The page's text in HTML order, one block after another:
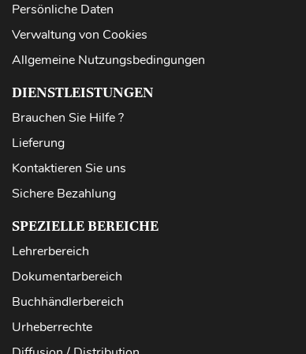
Persönliche Daten
Verwaltung von Cookies
Allgemeine Nutzungsbedingungen
DIENSTLEISTUNGEN
Brauchen Sie Hilfe ?
Lieferung
Kontaktieren Sie uns
Sichere Bezahlung
SPEZIELLE BEREICHE
Lehrerbereich
Dokumentarbereich
Buchhändlerbereich
Urheberrechte